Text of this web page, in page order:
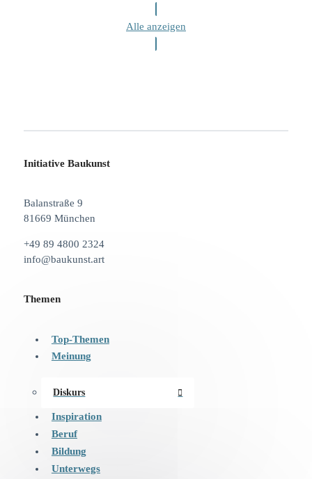
Alle anzeigen
Initiative Baukunst
Balanstraße 9
81669 München
+49 89 4800 2324
info@baukunst.art
Themen
Top-Themen
Meinung
Diskurs
Inspiration
Beruf
Bildung
Unterwegs